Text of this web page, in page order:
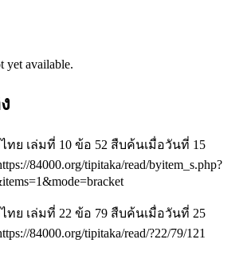
yet available.
ย เล่มที่ 10 ข้อ 52 สืบค้นเมื่อวันที่ 15
84000.org/tipitaka/read/byitem_s.php?
ย เล่มที่ 22 ข้อ 79 สืบค้นเมื่อวันที่ 25
84000.org/tipitaka/read/?22/79/121